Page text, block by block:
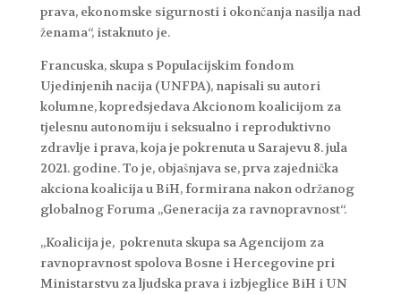
prava, ekonomske sigurnosti i okončanja nasilja nad
ženama“, istaknuto je.
Francuska, skupa s Populacijskim fondom
Ujedinjenih nacija (UNFPA), napisali su autori
kolumne, kopredsjedava Akcionom koalicijom za
tjelesnu autonomiju i seksualno i reproduktivno
zdravlje i prava, koja je pokrenuta u Sarajevu 8. jula
2021. godine. To je, objašnjava se, prva zajednička
akciona koalicija u BiH, formirana nakon održanog
globalnog Foruma „Generacija za ravnopravnost“.
„Koalicija je, pokrenuta skupa sa Agencijom za
ravnopravnost spolova Bosne i Hercegovine pri
Ministarstvu za ljudska prava i izbjeglice BiH i UN